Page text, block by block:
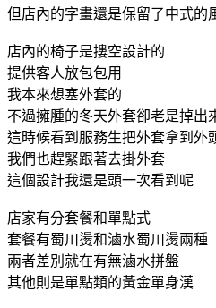
但店內的字畫還是保留了中式的
店內的椅子是摟空設計的
提供客人放包包用
我本來想塞外套的
不過擁腫的冬天外套卻老是掉出
這時候看到服務生把外套拿到外
我們也趕緊跟著去掛外套
這個設計我還是頭一次看到呢
店家有分套餐和單點式
套餐有蜀川燙和滷水蜀川燙兩種
兩者差別就在有無滷水拼盤
其他則是單點類的黃金單身漢